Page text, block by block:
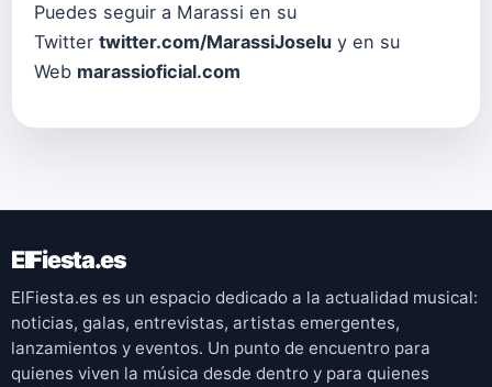
Puedes seguir a Marassi en su
Twitter twitter.com/MarassiJoselu y en su
Web marassioficial.com
ElFiesta.es
ElFiesta.es es un espacio dedicado a la actualidad musical:
noticias, galas, entrevistas, artistas emergentes,
lanzamientos y eventos. Un punto de encuentro para
quienes viven la música desde dentro y para quienes